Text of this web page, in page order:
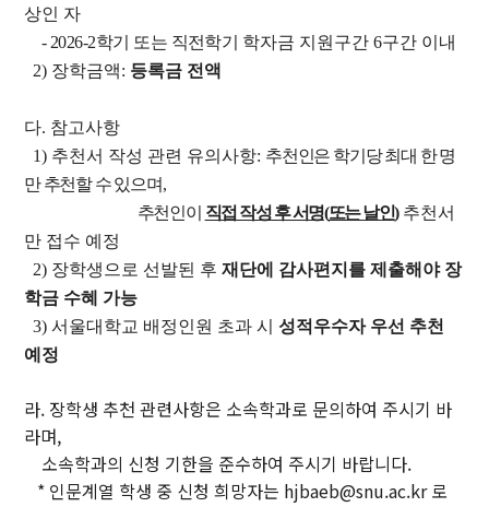
상인 자
- 2026-2학기 또는 직전학기 학자금 지원구간 6구간 이내
2) 장학금액: 등록금 전액
다. 참고사항
1) 추천서 작성 관련 유의사항: 추천인은 학기당 최대 한 명
만 추천할 수 있으며,
추천인이 직접 작성 후 서명(또는 날인) 추천서
만 접수 예정
2) 장학생으로 선발된 후 재단에 감사편지를 제출해야 장
학금 수혜 가능
3) 서울대학교 배정인원 초과 시 성적우수자 우선 추천
예정
라. 장학생 추천 관련사항은 소속학과로 문의하여 주시기 바
라며,
소속학과의 신청 기한을 준수하여 주시기 바랍니다.
* 인문계열 학생 중 신청 희망자는 hjbaeb@snu.ac.kr 로
부속기관
인문학연구원
동아문화연구소
영문화권연구소
불어문화권연구소
독일어문화권연구소
러시아연구소
종교문제연구소
예술문화연구소
한국어문학연구소
언어연구소
중앙유라시아연구소
알타이학연구소
역사연구소
미국학연구소
국제화지원센터